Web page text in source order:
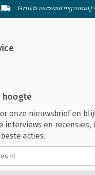
Gratis verzending vanaf
onze nieuwsbrief en
interviews en recensies,
acties.